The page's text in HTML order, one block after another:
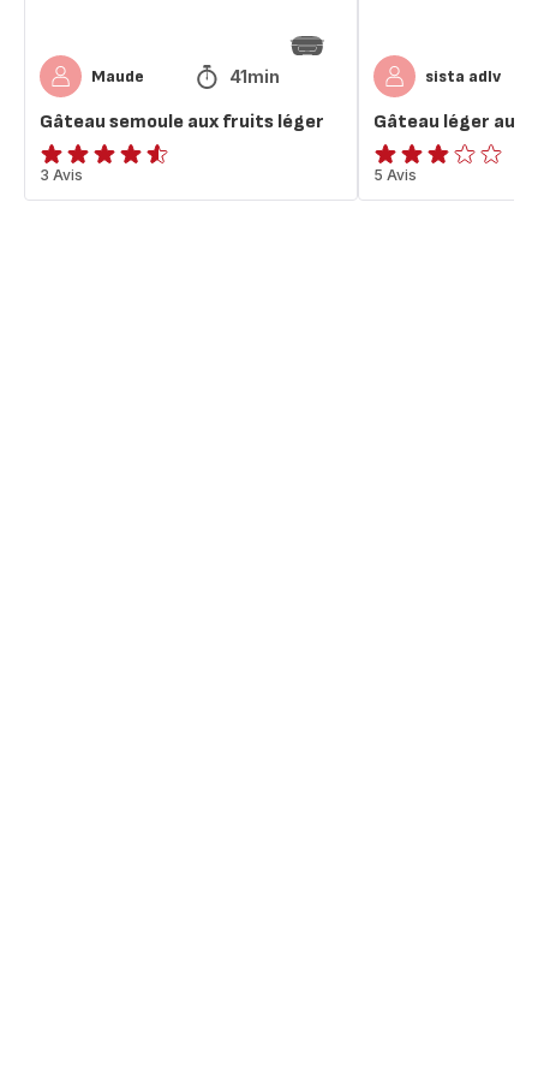
Maude 41min
Gâteau semoule aux fruits léger
ratings.4.5
3 Avis
sista adlv
Gâteau léger au
ratings.2.8
5 Avis